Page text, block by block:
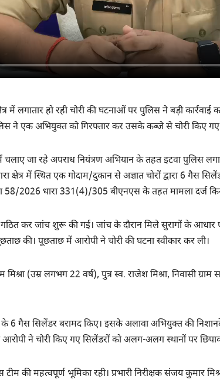
में लगातार हो रही चोरी की घटनाओं पर पुलिस ने बड़ी
ने एक अभियुक्त को गिरफ्तार कर उसके कब्जे से चोरी किए
जा रहे अपराध नियंत्रण अभियान के तहत इटवा पुलिस
क्षेत्र में स्थित एक गोदाम/दुकान से अज्ञात चोरों द्वारा 6 गैस
58/2026 धारा 331(4)/305 बीएनएस के तहत मामला दर्ज
कर जांच शुरू की गई। जांच के दौरान मिले सुरागों के
की। पूछताछ में आरोपी ने चोरी की घटना स्वीकार कर ली।
(उम्र लगभग 22 वर्ष), पुत्र स्व. राजेश मिश्रा, निवासी
गैस सिलेंडर बरामद किए। इसके अलावा अभियुक्त की
आरोपी ने चोरी किए गए सिलेंडरों को अलग-अलग स्थानों पर
टीम की महत्वपूर्ण भूमिका रही। प्रभारी निरीक्षक संजय